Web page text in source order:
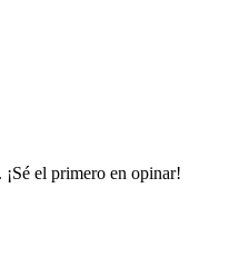
¡Sé el primero en opinar!